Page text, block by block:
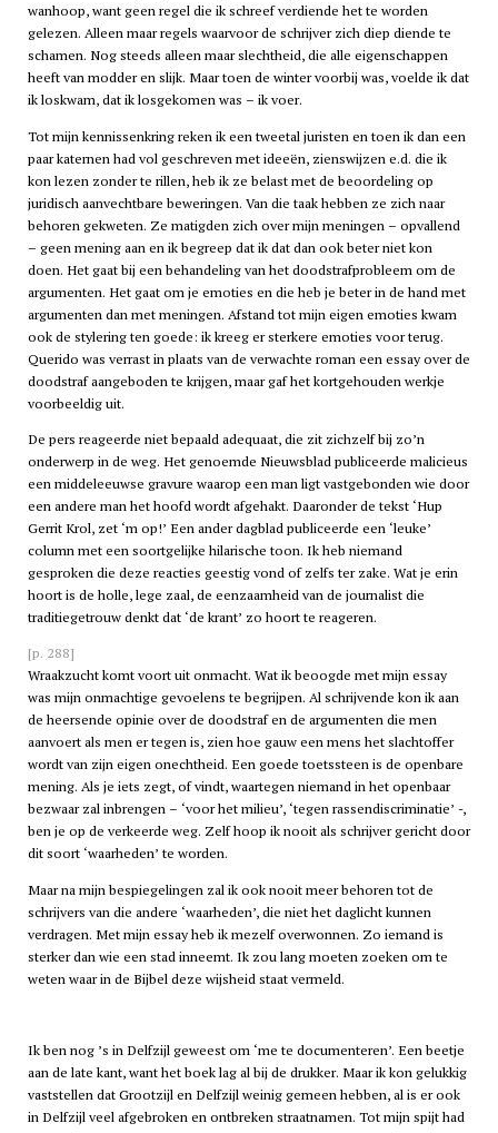
wanhoop, want geen regel die ik schreef verdiende het te worden
gelezen. Alleen maar regels waarvoor de schrijver zich diep diende te
schamen. Nog steeds alleen maar slechtheid, die alle eigenschappen
heeft van modder en slijk. Maar toen de winter voorbij was, voelde ik dat
ik loskwam, dat ik losgekomen was – ik voer.
Tot mijn kennissenkring reken ik een tweetal juristen en toen ik dan een
paar katernen had vol geschreven met ideeën, zienswijzen e.d. die ik
kon lezen zonder te rillen, heb ik ze belast met de beoordeling op
juridisch aanvechtbare beweringen. Van die taak hebben ze zich naar
behoren gekweten. Ze matigden zich over mijn meningen – opvallend
– geen mening aan en ik begreep dat ik dat dan ook beter niet kon
doen. Het gaat bij een behandeling van het doodstrafprobleem om de
argumenten. Het gaat om je emoties en die heb je beter in de hand met
argumenten dan met meningen. Afstand tot mijn eigen emoties kwam
ook de stylering ten goede: ik kreeg er sterkere emoties voor terug.
Querido was verrast in plaats van de verwachte roman een essay over de
doodstraf aangeboden te krijgen, maar gaf het kortgehouden werkje
voorbeeldig uit.
De pers reageerde niet bepaald adequaat, die zit zichzelf bij zo’n
onderwerp in de weg. Het genoemde Nieuwsblad publiceerde malicieus
een middeleeuwse gravure waarop een man ligt vastgebonden wie door
een andere man het hoofd wordt afgehakt. Daaronder de tekst ‘Hup
Gerrit Krol, zet ‘m op!’ Een ander dagblad publiceerde een ‘leuke’
column met een soortgelijke hilarische toon. Ik heb niemand
gesproken die deze reacties geestig vond of zelfs ter zake. Wat je erin
hoort is de holle, lege zaal, de eenzaamheid van de journalist die
traditiegetrouw denkt dat ‘de krant’ zo hoort te reageren.
[p. 288]
Wraakzucht komt voort uit onmacht. Wat ik beoogde met mijn essay
was mijn onmachtige gevoelens te begrijpen. Al schrijvende kon ik aan
de heersende opinie over de doodstraf en de argumenten die men
aanvoert als men er tegen is, zien hoe gauw een mens het slachtoffer
wordt van zijn eigen onechtheid. Een goede toetssteen is de openbare
mening. Als je iets zegt, of vindt, waartegen niemand in het openbaar
bezwaar zal inbrengen – ‘voor het milieu’, ‘tegen rassendiscriminatie’ -,
ben je op de verkeerde weg. Zelf hoop ik nooit als schrijver gericht door
dit soort ‘waarheden’ te worden.
Maar na mijn bespiegelingen zal ik ook nooit meer behoren tot de
schrijvers van die andere ‘waarheden’, die niet het daglicht kunnen
verdragen. Met mijn essay heb ik mezelf overwonnen. Zo iemand is
sterker dan wie een stad inneemt. Ik zou lang moeten zoeken om te
weten waar in de Bijbel deze wijsheid staat vermeld.
Ik ben nog ’s in Delfzijl geweest om ‘me te documenteren’. Een beetje
aan de late kant, want het boek lag al bij de drukker. Maar ik kon gelukkig
vaststellen dat Grootzijl en Delfzijl weinig gemeen hebben, al is er ook
in Delfzijl veel afgebroken en ontbreken straatnamen. Tot mijn spijt had